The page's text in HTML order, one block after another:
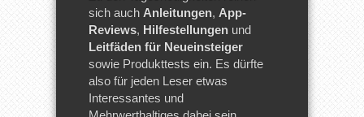
sich auch Anleitungen, App-
Reviews, Hilfestellungen und
Leitfäden für Neueinsteiger
sowie Produkttests ein. Es dürfte
also für jeden Leser etwas
Interessantes und